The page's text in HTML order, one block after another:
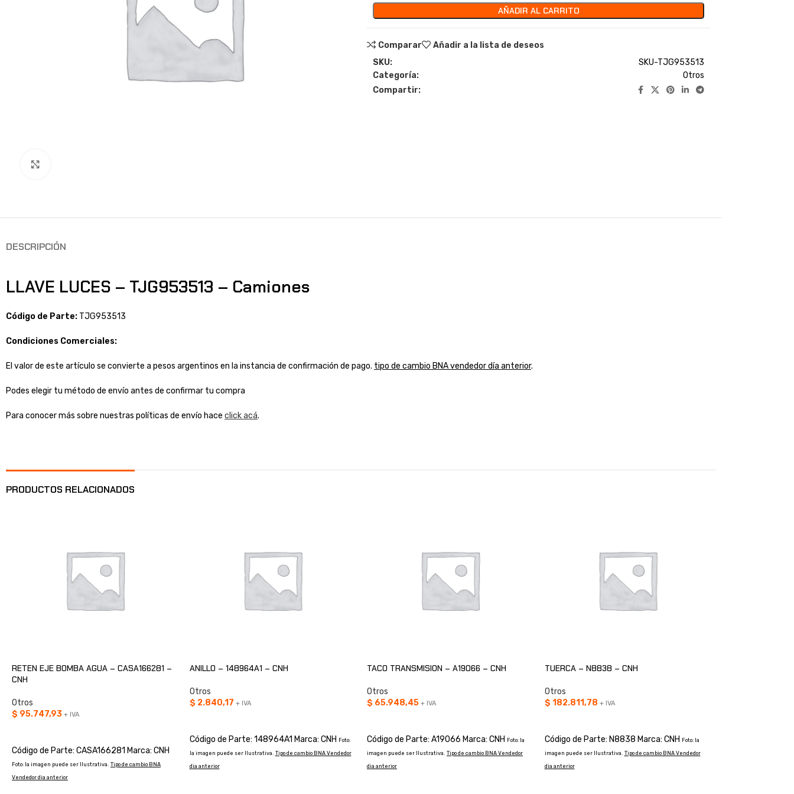
AÑADIR AL CARRITO
Comparar
Añadir a la lista de deseos
SKU:
SKU-TJG953513
Categoría:
Otros
Compartir:
DESCRIPCIÓN
LLAVE LUCES – TJG953513 – Camiones
Código de Parte: TJG953513
Condiciones Comerciales:
El valor de este artículo se convierte a pesos argentinos en la instancia de confirmación de pago. tipo de cambio BNA vendedor día anterior.
Podes elegir tu método de envío antes de confirmar tu compra
Para conocer más sobre nuestras políticas de envío hace click acá.
PRODUCTOS RELACIONADOS
RETEN EJE BOMBA AGUA – CASA166281 –
CNH
Otros
$ 95.747,93 + IVA
Código de Parte: CASA166281 Marca: CNH
Foto: la imagen puede ser Ilustrativa. Tipo de cambio BNA
Vendedor dia anterior
ANILLO – 148964A1 – CNH
Otros
$ 2.840,17 + IVA
Código de Parte: 148964A1 Marca: CNH
Foto:
la imagen puede ser Ilustrativa. Tipo de cambio BNA Vendedor
dia anterior
TACO TRANSMISION – A19066 – CNH
Otros
$ 65.948,45 + IVA
Código de Parte: A19066 Marca: CNH
Foto: la
imagen puede ser Ilustrativa. Tipo de cambio BNA Vendedor
dia anterior
TUERCA – N8838 – CNH
Otros
$ 182.811,78 + IVA
Código de Parte: N8838 Marca: CNH
Foto: la
imagen puede ser Ilustrativa. Tipo de cambio BNA Vendedor
dia anterior